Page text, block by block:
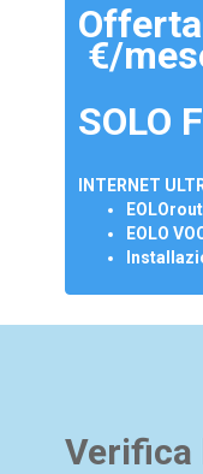
€/
SOLO
INTERNET
EOLO
Verifica